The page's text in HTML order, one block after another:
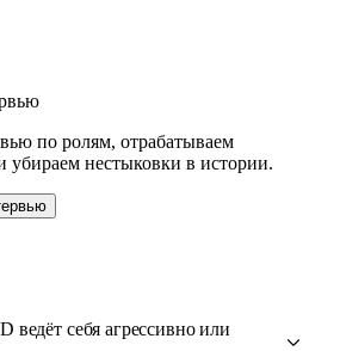
по ролям, отрабатываем
нестыковки в истории.
ведёт себя агрессивно или